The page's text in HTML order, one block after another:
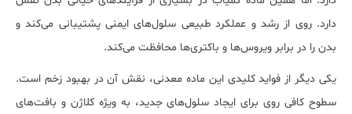
دارد. روی از رشد و عملکرد طبیعی سلول‌های ایمنی پشتیبانی می‌کند و
بدن را در برابر ویروس‌ها و باکتری‌ها محافظت می‎‌کند.
یکی دیگر از فواید کلیدی این ماده معدنی، نقش آن در بهبود زخم است.
سطوح کافی روی برای ایجاد سلول‌های جدید، به ویژه کلاژن و بافت‌های